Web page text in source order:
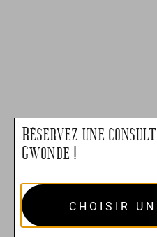
CONSULTATION
Réservez une
Gwonde !
CHOISIR